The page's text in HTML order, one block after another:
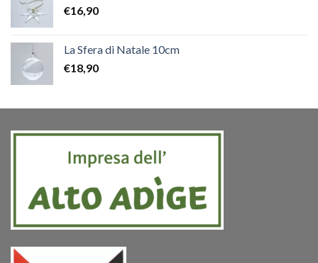
€16,90
La Sfera di Natale 10cm
€18,90